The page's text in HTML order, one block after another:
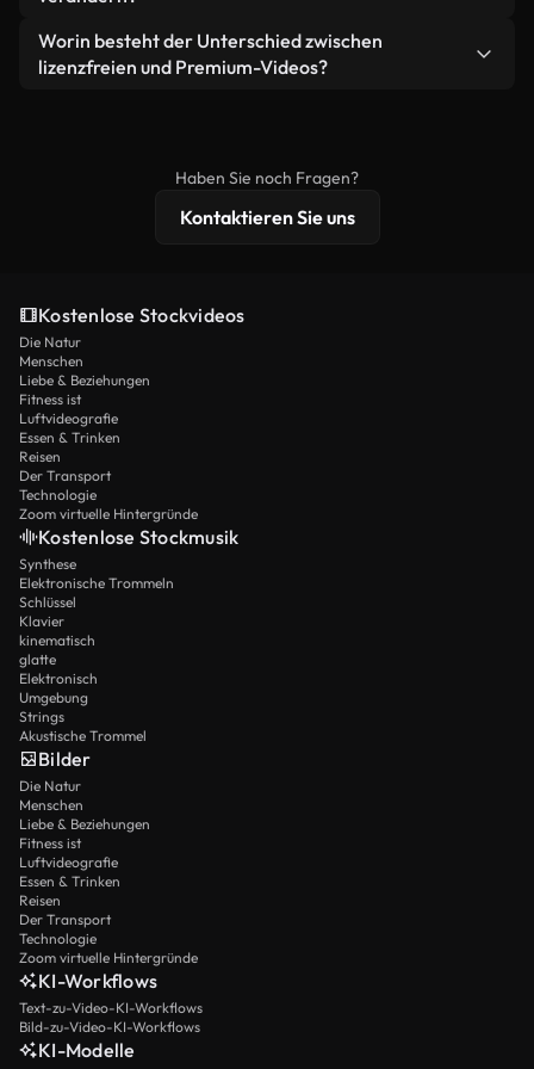
weiterverbreiten.
Videomaterial.
Ja. Sie dürfen unsere Videos gerne kürzen,
bearbeiten oder neu zusammenstellen. Achten Sie
Worin besteht der Unterschied zwischen
lizenzfreien und Premium-Videos?
erweiterten Lizenzschutz bieten.
Haben Sie noch Fragen?
Kontaktieren Sie uns
Kostenlose Stockvideos
Die Natur
Menschen
Liebe & Beziehungen
Fitness ist
Luftvideografie
Essen & Trinken
Reisen
Der Transport
Technologie
Zoom virtuelle Hintergründe
Kostenlose Stockmusik
Synthese
Elektronische Trommeln
Schlüssel
Klavier
kinematisch
glatte
Elektronisch
Umgebung
Strings
Akustische Trommel
Bilder
Die Natur
Menschen
Liebe & Beziehungen
Fitness ist
Luftvideografie
Essen & Trinken
Reisen
Der Transport
Technologie
Zoom virtuelle Hintergründe
KI-Workflows
Text-zu-Video-KI-Workflows
Bild-zu-Video-KI-Workflows
KI-Modelle